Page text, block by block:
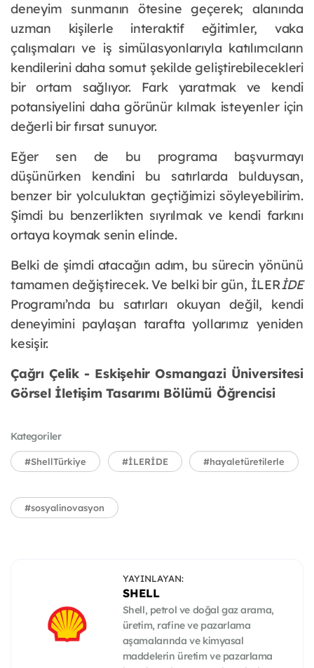
deneyim sunmanın ötesine geçerek; alanında
uzman kişilerle interaktif eğitimler, vaka
çalışmaları ve iş simülasyonlarıyla katılımcıların
kendilerini daha somut şekilde geliştirebilecekleri
bir ortam sağlıyor. Fark yaratmak ve kendi
potansiyelini daha görünür kılmak isteyenler için
değerli bir fırsat sunuyor.
Eğer sen de bu programa başvurmayı
düşünürken kendini bu satırlarda bulduysan,
benzer bir yolculuktan geçtiğimizi söyleyebilirim.
Şimdi bu benzerlikten sıyrılmak ve kendi farkını
ortaya koymak senin elinde.
Belki de şimdi atacağın adım, bu sürecin yönünü
tamamen değiştirecek. Ve belki bir gün, İLERİDE
Programı’nda bu satırları okuyan değil, kendi
deneyimini paylaşan tarafta yollarımız yeniden
kesişir.
Çağrı Çelik - Eskişehir Osmangazi Üniversitesi
Görsel İletişim Tasarımı Bölümü Öğrencisi
Kategoriler
#ShellTürkiye #İLERİDE #hayaletüretilerle
#sosyalinovasyon
YAYINLAYAN:
SHELL
Shell, petrol ve doğal gaz arama,
üretim, rafine ve pazarlama
aşamalarında ve kimyasal
maddelerin üretim ve pazarlama